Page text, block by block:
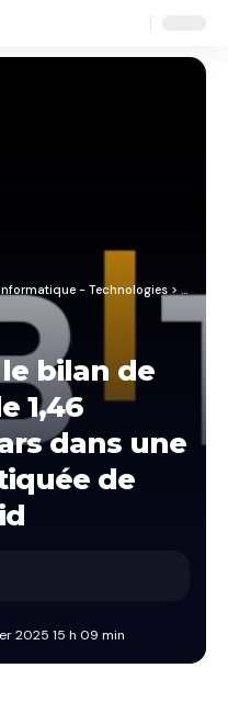
- Technologies > Blog
bilan de
1,46
dans une
de
2025 15 h 09 min